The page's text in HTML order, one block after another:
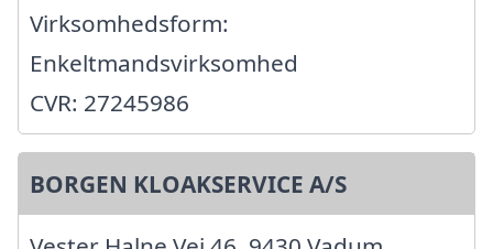
Virksomhedsform:
Enkeltmandsvirksomhed
CVR: 27245986
BORGEN KLOAKSERVICE A/S